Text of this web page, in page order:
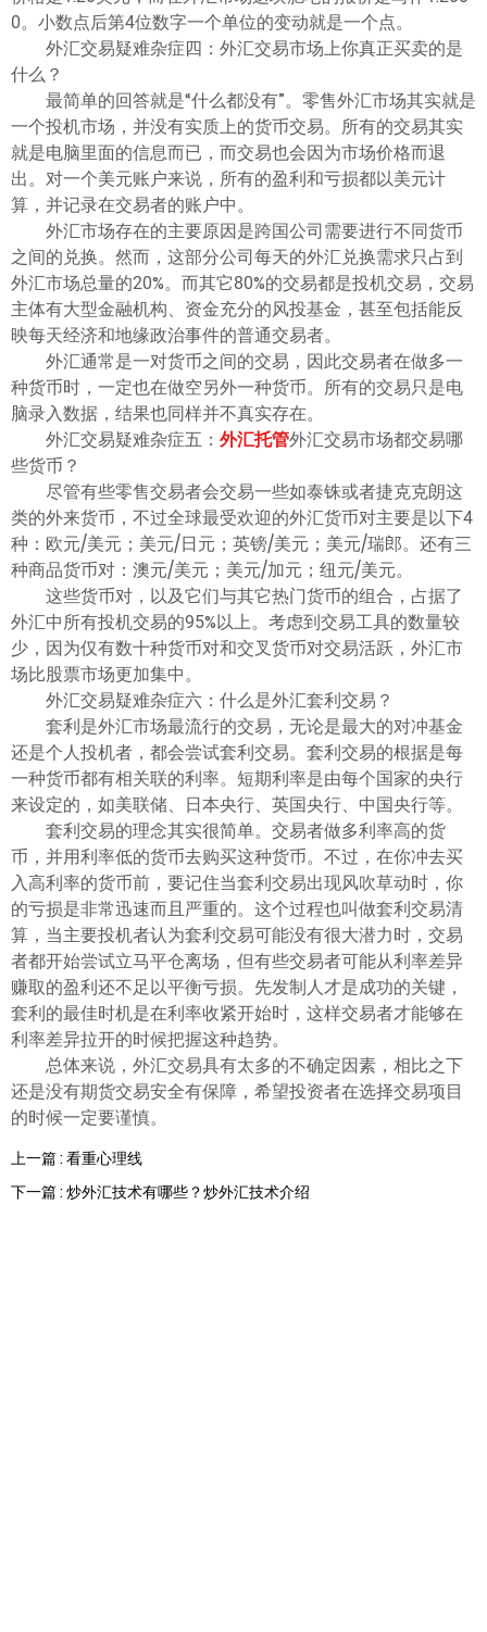
0。小数点后第4位数字一个单位的变动就是一个点。
外汇交易疑难杂症四：外汇交易市场上你真正买卖的是
什么？
最简单的回答就是“什么都没有”。零售外汇市场其实就是
一个投机市场，并没有实质上的货币交易。所有的交易其实
就是电脑里面的信息而已，而交易也会因为市场价格而退
出。对一个美元账户来说，所有的盈利和亏损都以美元计
算，并记录在交易者的账户中。
外汇市场存在的主要原因是跨国公司需要进行不同货币
之间的兑换。然而，这部分公司每天的外汇兑换需求只占到
外汇市场总量的20%。而其它80%的交易都是投机交易，交易
主体有大型金融机构、资金充分的风投基金，甚至包括能反
映每天经济和地缘政治事件的普通交易者。
外汇通常是一对货币之间的交易，因此交易者在做多一
种货币时，一定也在做空另外一种货币。所有的交易只是电
脑录入数据，结果也同样并不真实存在。
外汇交易疑难杂症五： 外汇托管外汇交易市场都交易哪
些货币？
尽管有些零售交易者会交易一些如泰铢或者捷克克朗这
类的外来货币，不过全球最受欢迎的外汇货币对主要是以下4
种：欧元/美元；美元/日元；英镑/美元；美元/瑞郎。还有三
种商品货币对：澳元/美元；美元/加元；纽元/美元。
这些货币对，以及它们与其它热门货币的组合，占据了
外汇中所有投机交易的95%以上。考虑到交易工具的数量较
少，因为仅有数十种货币对和交叉货币对交易活跃，外汇市
场比股票市场更加集中。
外汇交易疑难杂症六：什么是外汇套利交易？
套利是外汇市场最流行的交易，无论是最大的对冲基金
还是个人投机者，都会尝试套利交易。套利交易的根据是每
一种货币都有相关联的利率。短期利率是由每个国家的央行
来设定的，如美联储、日本央行、英国央行、中国央行等。
套利交易的理念其实很简单。交易者做多利率高的货
币，并用利率低的货币去购买这种货币。不过，在你冲去买
入高利率的货币前，要记住当套利交易出现风吹草动时，你
的亏损是非常迅速而且严重的。这个过程也叫做套利交易清
算，当主要投机者认为套利交易可能没有很大潜力时，交易
者都开始尝试立马平仓离场，但有些交易者可能从利率差异
赚取的盈利还不足以平衡亏损。先发制人才是成功的关键，
套利的最佳时机是在利率收紧开始时，这样交易者才能够在
利率差异拉开的时候把握这种趋势。
总体来说，外汇交易具有太多的不确定因素，相比之下
还是没有期货交易安全有保障，希望投资者在选择交易项目
的时候一定要谨慎。
上一篇 : 看重心理线
下一篇 : 炒外汇技术有哪些？炒外汇技术介绍